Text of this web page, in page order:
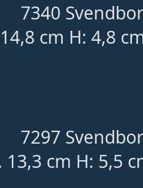
7340
cm H: 4,8
7297
13,3 cm H: 5,5